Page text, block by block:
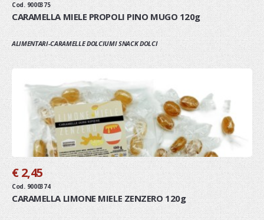
Cod. 9000375
CARAMELLA MIELE PROPOLI PINO MUGO 120g
ALIMENTARI-CARAMELLE DOLCIUMI SNACK DOLCI
€ 2,45
Cod. 9000374
CARAMELLA LIMONE MIELE ZENZERO 120g